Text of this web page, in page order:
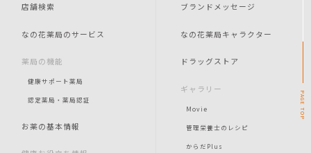
店舗検索
なの花薬局のサービス
薬局の機能
健康サポート薬局
認定薬局・薬局認証
お薬の基本情報
ブランドメッセージ
なの花薬局キャラクター
ドラッグストア
ギャラリー
Movie
管理栄養士のレシピ
からだPlus
PAGE
TOP